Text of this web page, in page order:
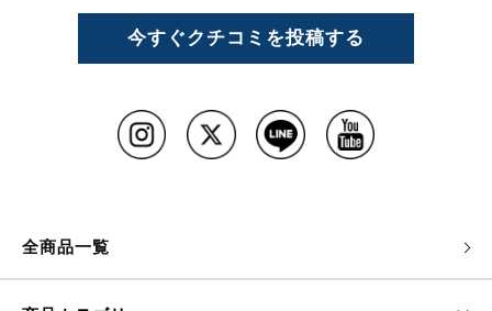
今すぐクチコミを投稿する
全商品一覧